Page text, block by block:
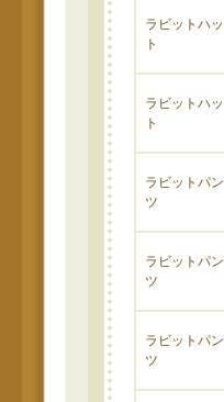
ラビットハッ
ト
ラビットハッ
ト
ラビットパン
ツ
ラビットパン
ツ
ラビットパン
ツ